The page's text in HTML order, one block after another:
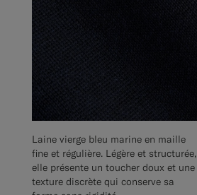
Laine vierge bleu marine en maille
fine et régulière. Légère et structurée,
elle présente un toucher doux et une
texture discrète qui conserve sa